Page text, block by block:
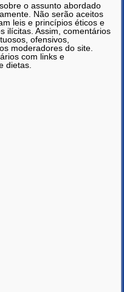
o assunto abordado
Não serão aceitos
leis e princípios éticos e
ilícitas. Assim, comentários
ofensivos,
moderadores do site.
com links e
dietas.